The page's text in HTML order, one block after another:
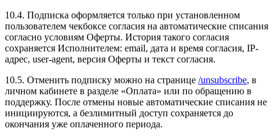
10.4. Подписка оформляется только при установленном
пользователем чекбоксе согласия на автоматические списания
согласно условиям Оферты. История такого согласия
сохраняется Исполнителем: email, дата и время согласия, IP-
адрес, user-agent, версия Оферты и текст согласия.
10.5. Отменить подписку можно на странице /unsubscribe, в
личном кабинете в разделе «Оплата» или по обращению в
поддержку. После отмены новые автоматические списания не
инициируются, а безлимитный доступ сохраняется до
окончания уже оплаченного периода.